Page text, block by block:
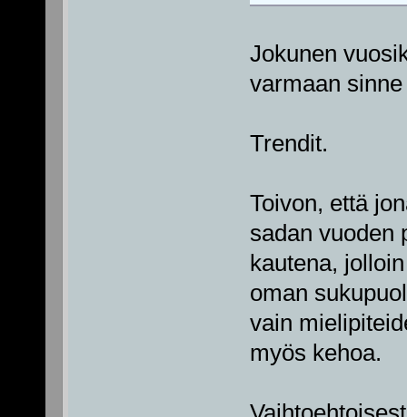
Jokunen
varmaan
Trendit.
Toivon, että
sadan vuoden
kautena,
oman
vain
myös kehoa.